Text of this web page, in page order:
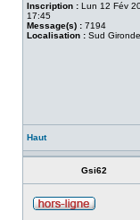
Inscription : Lun 12 Fév
17:45
Message(s) : 7194
Localisation : Sud Gironde
Haut
Gsi62